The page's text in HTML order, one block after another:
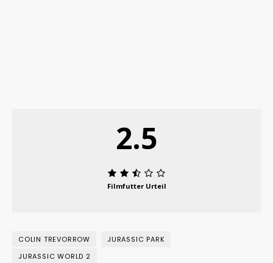
2.5
Filmfutter Urteil
COLIN TREVORROW
JURASSIC PARK
JURASSIC WORLD 2